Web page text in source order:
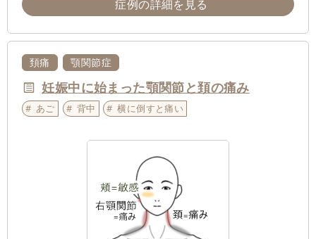
症例の詳細を見る
頚痛 顎関節症
妊娠中に始まった顎関節と頚の痛み
あご 背中 横に倒すと痛い